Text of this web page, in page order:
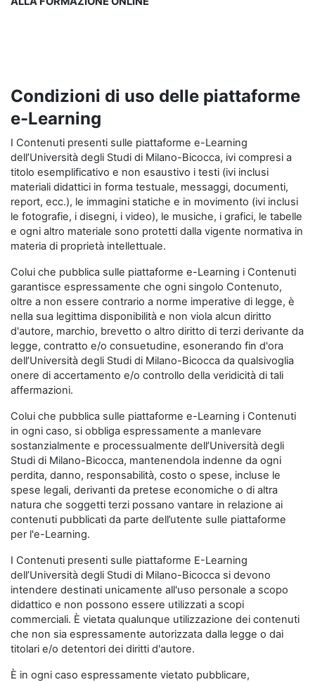
Condizioni di uso delle piattaforme
e-Learning
I Contenuti presenti sulle piattaforme e-Learning
dell’Università degli Studi di Milano-Bicocca, ivi compresi a
titolo esemplificativo e non esaustivo i testi (ivi inclusi
materiali didattici in forma testuale, messaggi, documenti,
report, ecc.), le immagini statiche e in movimento (ivi inclusi
le fotografie, i disegni, i video), le musiche, i grafici, le tabelle
e ogni altro materiale sono protetti dalla vigente normativa in
materia di proprietà intellettuale.
Colui che pubblica sulle piattaforme e-Learning i Contenuti
garantisce espressamente che ogni singolo Contenuto,
oltre a non essere contrario a norme imperative di legge, è
nella sua legittima disponibilità e non viola alcun diritto
d'autore, marchio, brevetto o altro diritto di terzi derivante da
legge, contratto e/o consuetudine, esonerando fin d'ora
dell’Università degli Studi di Milano-Bicocca da qualsivoglia
onere di accertamento e/o controllo della veridicità di tali
affermazioni.
Colui che pubblica sulle piattaforme e-Learning i Contenuti
in ogni caso, si obbliga espressamente a manlevare
sostanzialmente e processualmente dell’Università degli
Studi di Milano-Bicocca, mantenendola indenne da ogni
perdita, danno, responsabilità, costo o spese, incluse le
spese legali, derivanti da pretese economiche o di altra
natura che soggetti terzi possano vantare in relazione ai
contenuti pubblicati da parte dell’utente sulle piattaforme
per l'e-Learning.
I Contenuti presenti sulle piattaforme E-Learning
dell’Università degli Studi di Milano-Bicocca si devono
intendere destinati unicamente all'uso personale a scopo
didattico e non possono essere utilizzati a scopi
commerciali. È vietata qualunque utilizzazione dei contenuti
che non sia espressamente autorizzata dalla legge o dai
titolari e/o detentori dei diritti d'autore.
È in ogni caso espressamente vietato pubblicare,